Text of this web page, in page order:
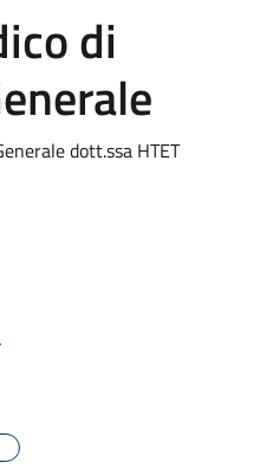
di
dott.ssa HTET